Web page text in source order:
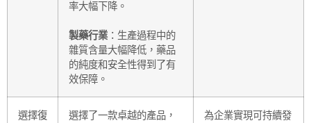
率大幅下降。
製藥行業 ：生產過程中的
雜質含量大幅降低，藥品
的純度和安全性得到了有
效保障。
選擇復
選擇了一款卓越的產品，
為企業實現可持續發